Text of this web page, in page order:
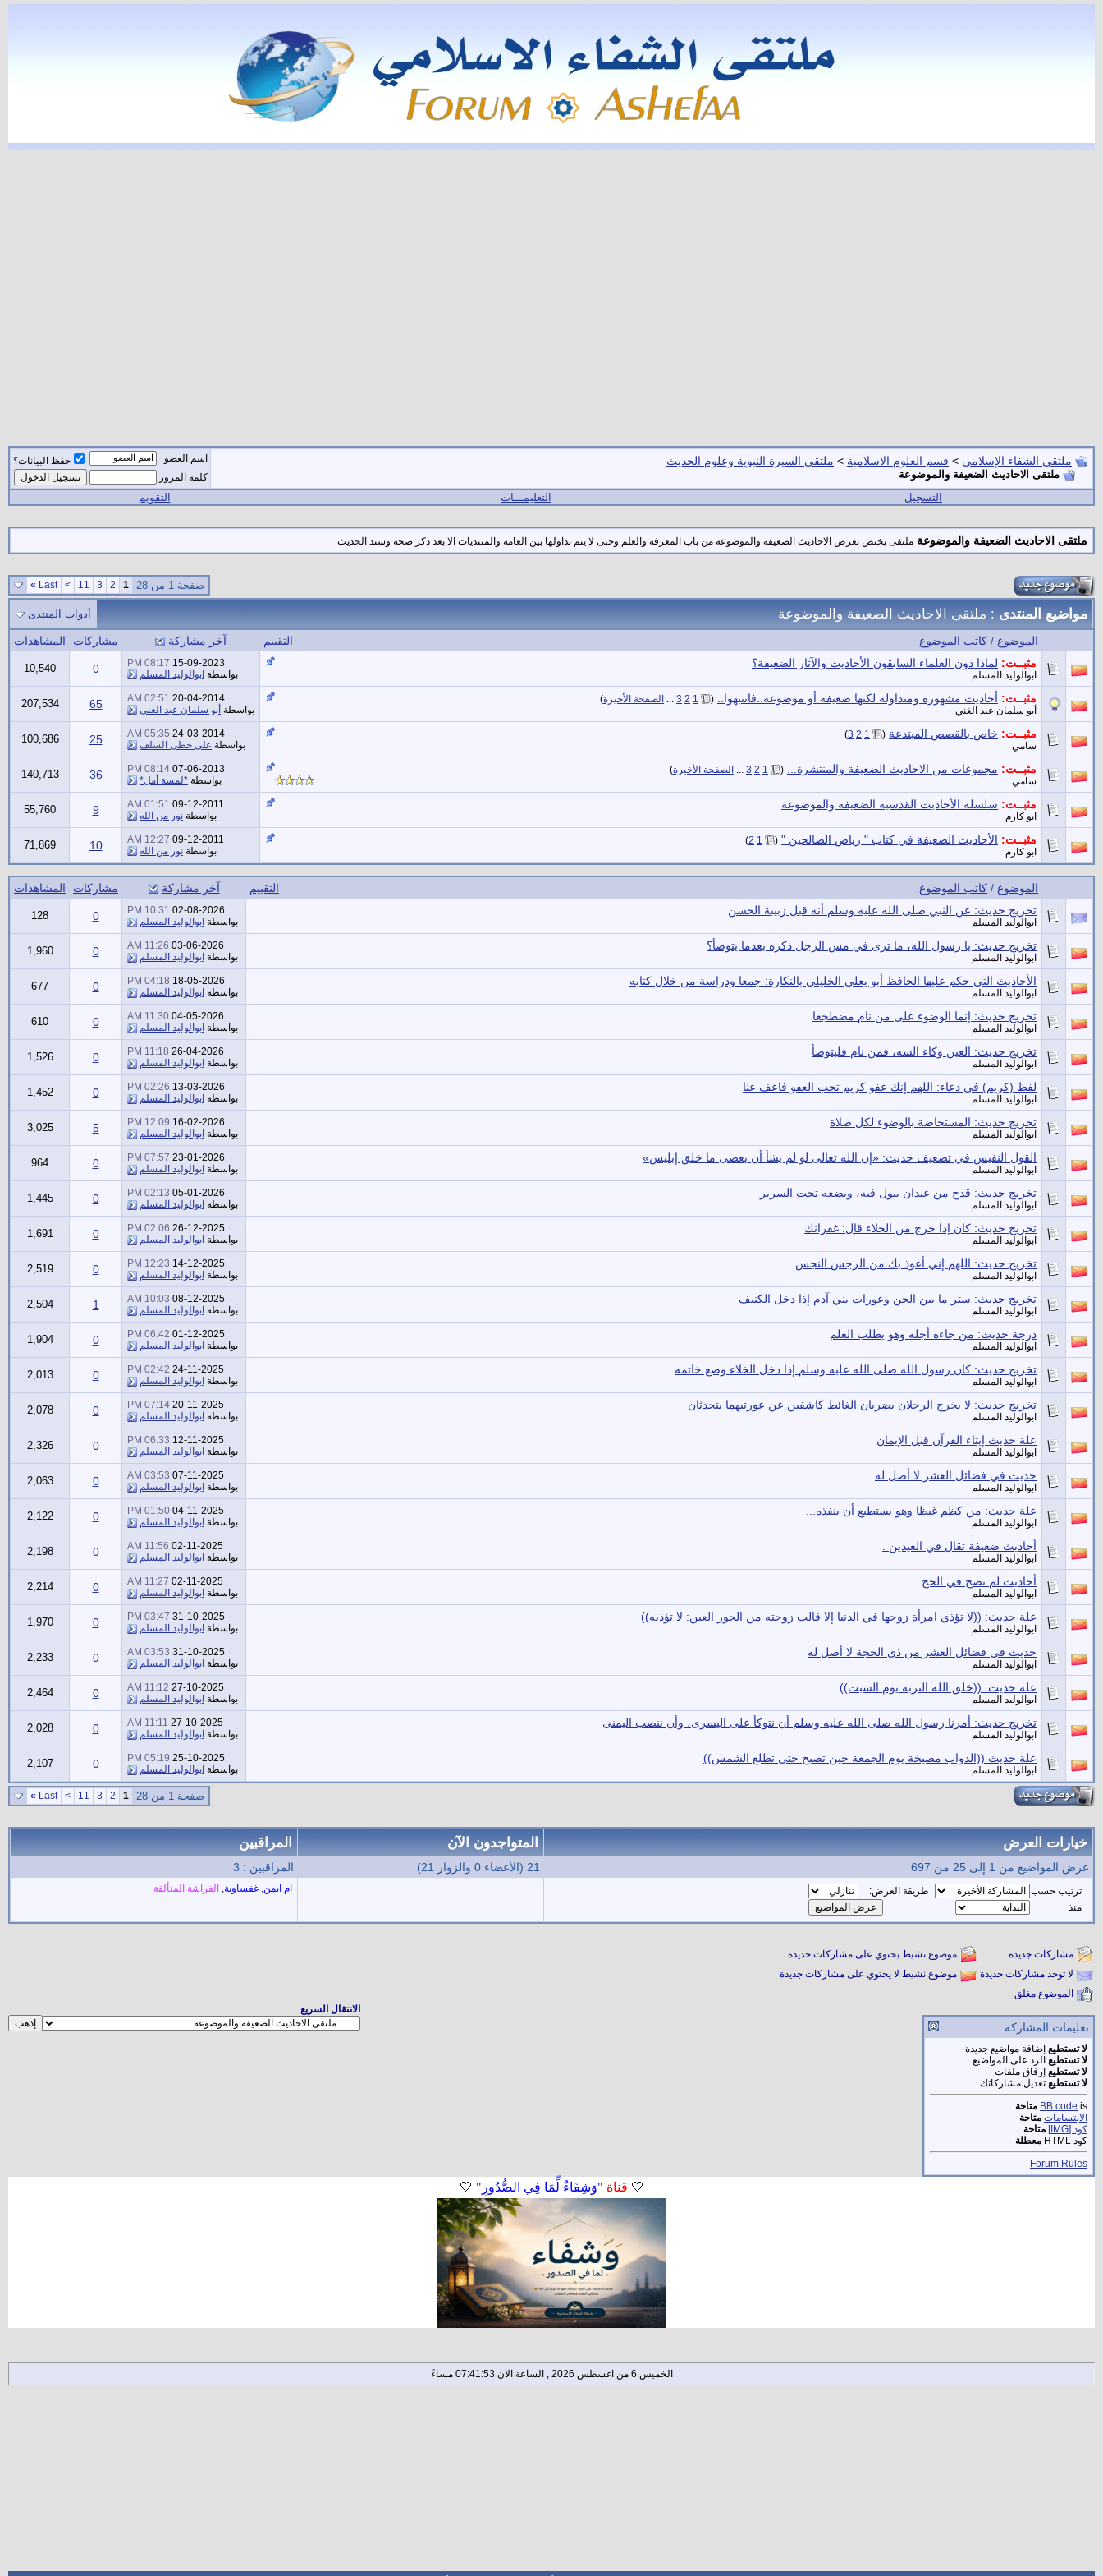
ملتقى الشفاء الإسلامي > قسم العلوم الاسلامية > ملتقى السيرة النبوية وعلوم الحديث
ملتقى الاحاديث الضعيفة والموضوعة
اسم العضو
حفظ البيانات؟
كلمة المرور
التسجيل التعليمـــات التقويم
ملتقى الاحاديث الضعيفة والموضوعة ملتقى يختص بعرض الاحاديث الضعيفة والموضوعه من باب المعرفة والعلم وحتى لا يتم تداولها بين العامة والمنتديات الا بعد ذكر صحة وسند الحديث
صفحة 1 من 28 1
2
3
11
>
Last
»
مواضيع المنتدى: ملتقى الاحاديث الضعيفة والموضوعة أدوات المنتدى
التقييم الموضوع / كاتب الموضوع آخر مشاركة مشاركات
المشاهدات
مثبــت: لماذا دون العلماء السابقون الأحاديث والآثار الضعيفة؟
ابوالوليد المسلم
15-09-2023
08:17 PM
بواسطة ابوالوليد المسلم 0
10,540
مثبــت: أحاديث مشهورة ومتداولة لكنها ضعيفة أو موضوعة..فانتبهوا.. (
1
2
3 الصفحة الأخيرة)
أبو سلمان عبد الغني
20-04-2014
02:51 AM
بواسطة أبو سلمان عبد الغني 65
207,534
مثبــت: خاص بالقصص المبتدعة (
1
2
3
)
سامي
24-03-2014
05:35 AM
بواسطة على خطى السلف 25
100,686
مثبــت: مجموعات من الاحاديث الضعيفة والمنتشرة... (
1
2
3 الصفحة الأخيرة)
سامي
07-06-2013
08:14 PM
بواسطة *لمسة أمل* 36
140,713
مثبــت: سلسلة الأحاديث القدسية الضعيفة والموضوعة
ابو كارم
09-12-2011
01:51 AM
بواسطة نور من الله 9
55,760
مثبــت: الأحاديث الضعيفة في كتاب " رياض الصالحين " (
1
2
)
ابو كارم
09-12-2011
12:27 AM
بواسطة نور من الله 10
71,869
التقييم الموضوع / كاتب الموضوع آخر مشاركة مشاركات
المشاهدات
تخريج حديث: عن النبي صلى الله عليه وسلم أنه قبل زبيبة الحسن
ابوالوليد المسلم
02-08-2026
10:31 PM
بواسطة ابوالوليد المسلم 0
128
تخريج حديث: يا رسول الله، ما ترى في مس الرجل ذكره بعدما يتوضأ؟
ابوالوليد المسلم
03-06-2026
11:26 AM
بواسطة ابوالوليد المسلم 0
1,960
الأحاديث التي حكم عليها الحافظ أبو يعلى الخليلي ﺑﺎلنكارة: جمعا ودراسة من خلال كتابه
ابوالوليد المسلم
18-05-2026
04:18 PM
بواسطة ابوالوليد المسلم 0
677
تخريج حديث: إنما الوضوء على من نام مضطجعا
ابوالوليد المسلم
04-05-2026
11:30 AM
بواسطة ابوالوليد المسلم 0
610
تخريج حديث: العين وكاء السه، فمن نام فليتوضأ
ابوالوليد المسلم
26-04-2026
11:18 PM
بواسطة ابوالوليد المسلم 0
1,526
لفظ (كريم) في دعاء: اللهم إنك عفو كريم تحب العفو فاعف عنا
ابوالوليد المسلم
13-03-2026
02:26 PM
بواسطة ابوالوليد المسلم 0
1,452
تخريج حديث: المستحاضة بالوضوء لكل صلاة
ابوالوليد المسلم
16-02-2026
12:09 PM
بواسطة ابوالوليد المسلم 5
3,025
القول النفيس في تضعيف حديث: «إن الله تعالى لو لم يشأ أن يعصى ما خلق إبليس»
ابوالوليد المسلم
23-01-2026
07:57 PM
بواسطة ابوالوليد المسلم 0
964
تخريج حديث: قدح من عيدان يبول فيه، ويضعه تحت السرير
ابوالوليد المسلم
05-01-2026
02:13 PM
بواسطة ابوالوليد المسلم 0
1,445
تخريج حديث: كان إذا خرج من الخلاء قال: غفرانك
ابوالوليد المسلم
26-12-2025
02:06 PM
بواسطة ابوالوليد المسلم 0
1,691
تخريج حديث: اللهم إني أعوذ بك من الرجس النجس
ابوالوليد المسلم
14-12-2025
12:23 PM
بواسطة ابوالوليد المسلم 0
2,519
تخريج حديث: ستر ما بين الجن وعورات بني آدم إذا دخل الكنيف
ابوالوليد المسلم
08-12-2025
10:03 AM
بواسطة ابوالوليد المسلم 1
2,504
درجة حديث: من جاءه أجله وهو يطلب العلم
ابوالوليد المسلم
01-12-2025
06:42 PM
بواسطة ابوالوليد المسلم 0
1,904
تخريج حديث: كان رسول الله صلى الله عليه وسلم إذا دخل الخلاء وضع خاتمه
ابوالوليد المسلم
24-11-2025
02:42 PM
بواسطة ابوالوليد المسلم 0
2,013
تخريج حديث: لا يخرج الرجلان يضربان الغائط كاشفين عن عورتيهما يتحدثان
ابوالوليد المسلم
20-11-2025
07:14 PM
بواسطة ابوالوليد المسلم 0
2,078
علة حديث إيتاء القرآن قبل الإيمان
ابوالوليد المسلم
12-11-2025
06:33 PM
بواسطة ابوالوليد المسلم 0
2,326
حديث في فضائل العشر لا أصل له
ابوالوليد المسلم
07-11-2025
03:53 AM
بواسطة ابوالوليد المسلم 0
2,063
علة حديث: من كظم غيظا وهو يستطيع أن ينفذه...
ابوالوليد المسلم
04-11-2025
01:50 PM
بواسطة ابوالوليد المسلم 0
2,122
أحاديث ضعيفة تقال في العيدين .
ابوالوليد المسلم
02-11-2025
11:56 AM
بواسطة ابوالوليد المسلم 0
2,198
أحاديث لم تصح في الحج
ابوالوليد المسلم
02-11-2025
11:27 AM
بواسطة ابوالوليد المسلم 0
2,214
علة حديث: ((لا تؤذي امرأة زوجها في الدنيا إلا قالت زوجته من الحور العين: لا تؤذيه))
ابوالوليد المسلم
31-10-2025
03:47 PM
بواسطة ابوالوليد المسلم 0
1,970
حديث في فضائل العشر من ذى الحجة لا أصل له
ابوالوليد المسلم
31-10-2025
03:53 AM
بواسطة ابوالوليد المسلم 0
2,233
علة حديث: ((خلق الله التربة يوم السبت))
ابوالوليد المسلم
27-10-2025
11:12 AM
بواسطة ابوالوليد المسلم 0
2,464
تخريج حديث: أمرنا رسول الله صلى الله عليه وسلم أن نتوكأ على اليسرى، وأن ننصب اليمنى
ابوالوليد المسلم
27-10-2025
11:11 AM
بواسطة ابوالوليد المسلم 0
2,028
علة حديث ((الدواب مصيخة يوم الجمعة حين تصبح حتى تطلع الشمس))
ابوالوليد المسلم
25-10-2025
05:19 PM
بواسطة ابوالوليد المسلم 0
2,107
صفحة 1 من 28 1
2
3
11
>
Last
»
خيارات العرض المتواجدون الآن المراقبين
عرض المواضيع من 1 إلى 25 من 697 21 (الأعضاء 0 والزوار 21) المراقبين : 3
ترتيب حسب
طريقة العرض:
منذ
ام ايمن, غفساوية, الفراشة المتألقة
مشاركات جديدة
موضوع نشيط يحتوي على مشاركات جديدة
لا توجد مشاركات جديدة
موضوع نشيط لا يحتوي على مشاركات جديدة
الموضوع مغلق
تعليمات المشاركة
لا تستطيع إضافة مواضيع جديدة
لا تستطيع الرد على المواضيع
لا تستطيع إرفاق ملفات
لا تستطيع تعديل مشاركاتك
BB code is
متاحة
الابتسامات متاحة
كود [IMG]
متاحة
كود HTML
معطلة
Forum Rules
الانتقال السريع
🤍 قناة "وَشِفَاءٌ لِّمَا فِي الصُّدُورِ" 🤍
الخميس 6 من اغسطس 2026 , الساعة الان 07:41:54 مساءً